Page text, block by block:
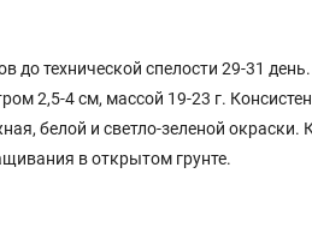
до технической спелости 29-31
2,5-4 см, массой 19-23 г.
белой и светло-зеленой
в открытом грунте.